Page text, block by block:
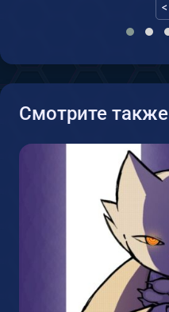
<
Смотрите также